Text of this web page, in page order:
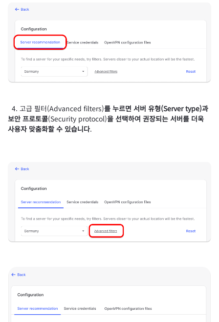
4. 고급 필터(Advanced filters)를 누르면 서버 유형(Server type)과
보안 프로토콜(Security protocol)을 선택하여 권장되는 서버를 더욱
사용자 맞춤화할 수 있습니다.